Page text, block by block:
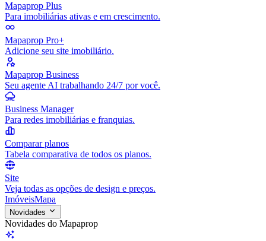
Mapaprop Plus
Para imobiliárias ativas e em crescimento.
Mapaprop Pro+
Adicione seu site imobiliário.
Mapaprop Business
Seu agente AI trabalhando 24/7 por você.
Business Manager
Para redes imobiliárias e franquias.
Comparar planos
Tabela comparativa de todos os planos.
Site
Veja todas as opções de design e preços.
ImóveisMapa
Novidades
Novidades do Mapaprop